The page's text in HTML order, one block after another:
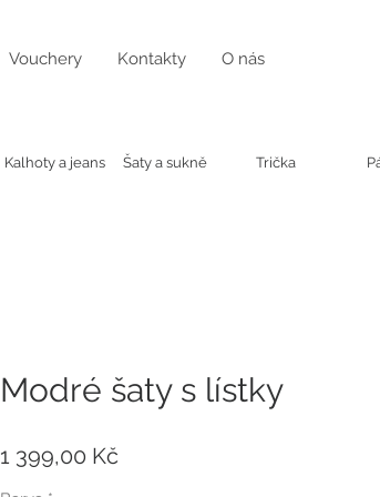
Vouchery Kontakty O nás
Kalhoty a jeans Šaty a sukně Trička
Modré šaty s lístky
1 399,00 Kč